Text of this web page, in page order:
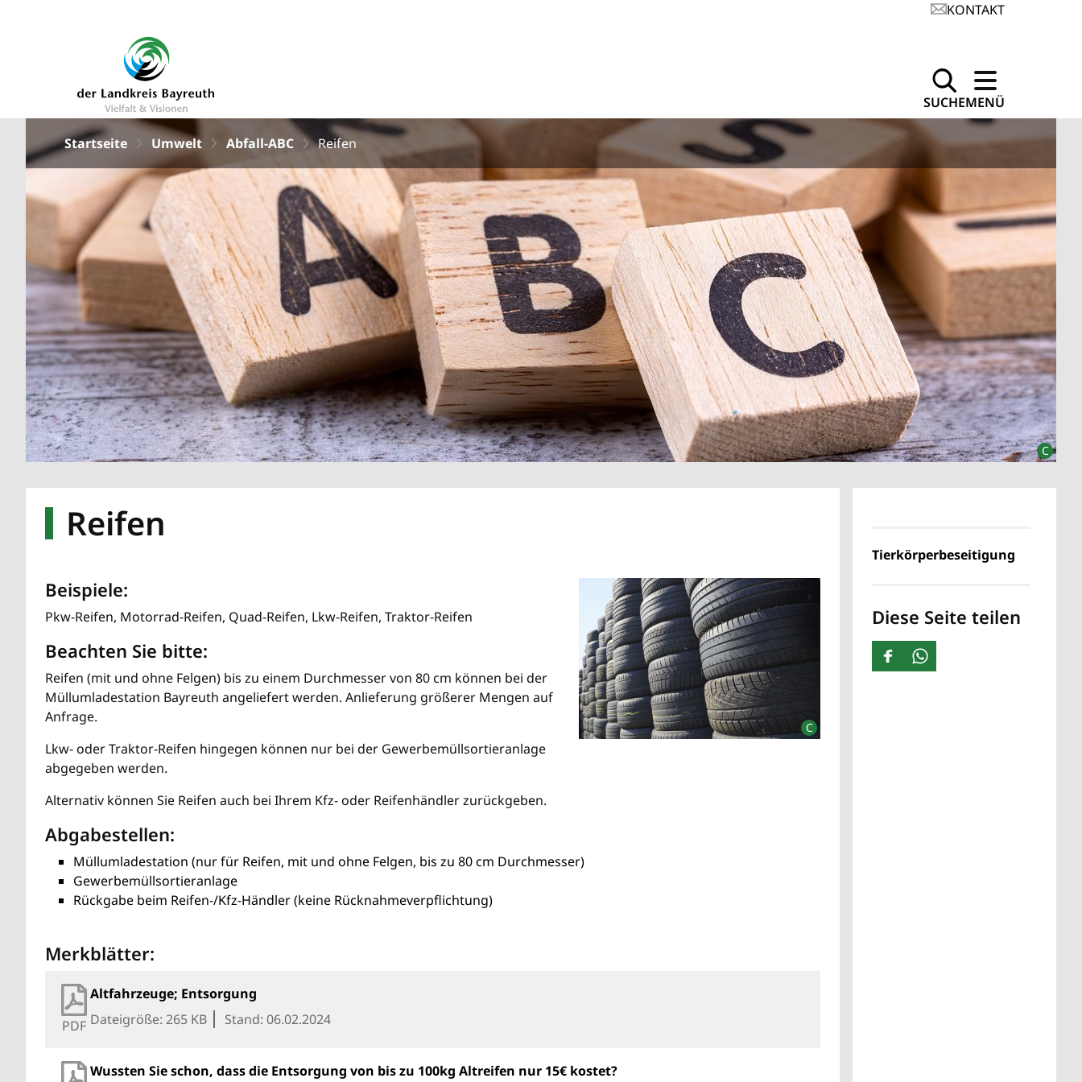
KONTAKT
SUCHEMENÜ
Startseite Umwelt Abfall-ABC Reifen
Reifen
Beispiele:
Pkw-Reifen, Motorrad-Reifen, Quad-Reifen, Lkw-Reifen, Traktor-Reifen
Beachten Sie bitte:
Reifen (mit und ohne Felgen) bis zu einem Durchmesser von 80 cm können bei der
Müllumladestation Bayreuth angeliefert werden. Anlieferung größerer Mengen auf
Anfrage.
Lkw- oder Traktor-Reifen hingegen können nur bei der Gewerbemüllsortieranlage
abgegeben werden.
Alternativ können Sie Reifen auch bei Ihrem Kfz- oder Reifenhändler zurückgeben.
Abgabestellen:
Müllumladestation (nur für Reifen, mit und ohne Felgen, bis zu 80 cm Durchmesser)
Gewerbemüllsortieranlage
Rückgabe beim Reifen-/Kfz-Händler (keine Rücknahmeverpflichtung)
Merkblätter:
PDF
Altfahrzeuge; Entsorgung
Dateigröße: 265 KB
Stand: 06.02.2024
Wussten Sie schon, dass die Entsorgung von bis zu 100kg Altreifen nur 15€ kostet?
Tierkörperbeseitigung
Diese Seite teilen